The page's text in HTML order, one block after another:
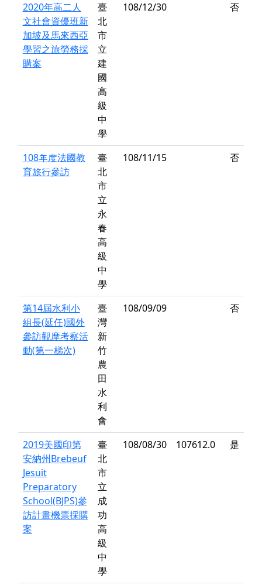
2020年高二人
文社會資優班新
加坡及馬來西亞
學習之旅勞務採
購案
臺
北
市
立
建
國
高
級
中
學
108/12/30 否
108年度法國教
育旅行參訪
臺
北
市
立
永
春
高
級
中
學
108/11/15 否
第14屆水利小
組長(延任)國外
參訪觀摩考察活
動(第一梯次)
臺
灣
新
竹
農
田
水
利
會
108/09/09 否
2019美國印第
安納州Brebeuf
Jesuit
Preparatory
School(BJPS)參
訪計畫機票採購
案
臺
北
市
立
成
功
高
級
中
學
108/08/30 107612.0 是